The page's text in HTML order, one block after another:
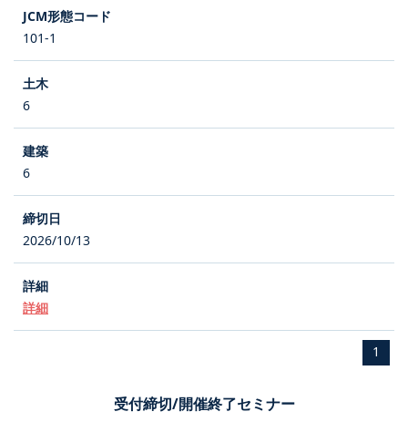
101-1
6
6
2026/10/13
詳細
1
受付締切/開催終了セミナー